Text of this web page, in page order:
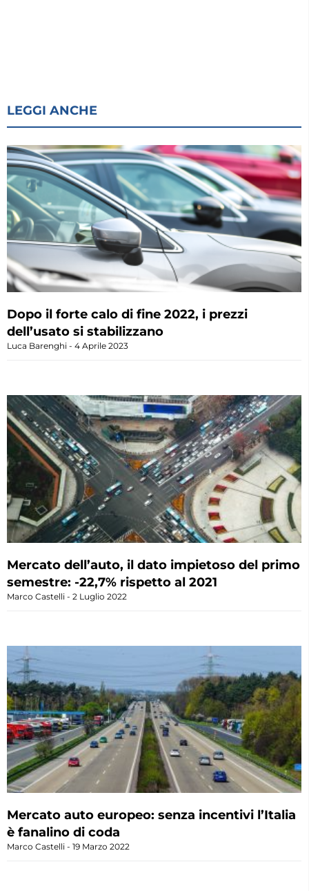
LEGGI ANCHE
Dopo il forte calo di fine 2022, i prezzi
dell’usato si stabilizzano
Luca Barenghi 4 Aprile 2023
Mercato dell’auto, il dato impietoso del primo
semestre: -22,7% rispetto al 2021
Marco Castelli 2 Luglio 2022
Mercato auto europeo: senza incentivi l’Italia
è fanalino di coda
Marco Castelli 19 Marzo 2022